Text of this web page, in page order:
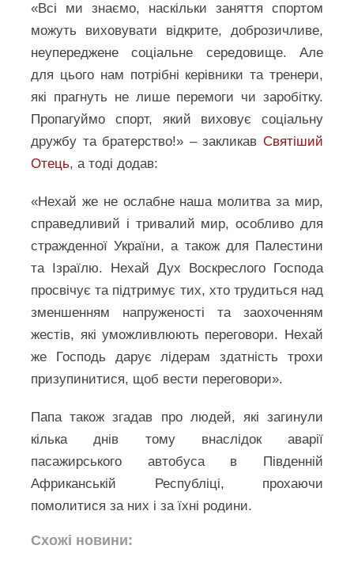
«Всі ми знаємо, наскільки заняття спортом
можуть виховувати відкрите, доброзичливе,
неупереджене соціальне середовище. Але
для цього нам потрібні керівники та тренери,
які прагнуть не лише перемоги чи заробітку.
Пропагуймо спорт, який виховує соціальну
дружбу та братерство!» – закликав Святіший
Отець, а тоді додав:
«Нехай же не ослабне наша молитва за мир,
справедливий і тривалий мир, особливо для
стражденної України, а також для Палестини
та Ізраїлю. Нехай Дух Воскреслого Господа
просвічує та підтримує тих, хто трудиться над
зменшенням напруженості та заохоченням
жестів, які уможливлюють переговори. Нехай
же Господь дарує лідерам здатність трохи
призупинитися, щоб вести переговори».
Папа також згадав про людей, які загинули
кілька днів тому внаслідок аварії
пасажирського автобуса в Південній
Африканській Республіці, прохаючи
помолитися за них і за їхні родини.
Схожі новини: